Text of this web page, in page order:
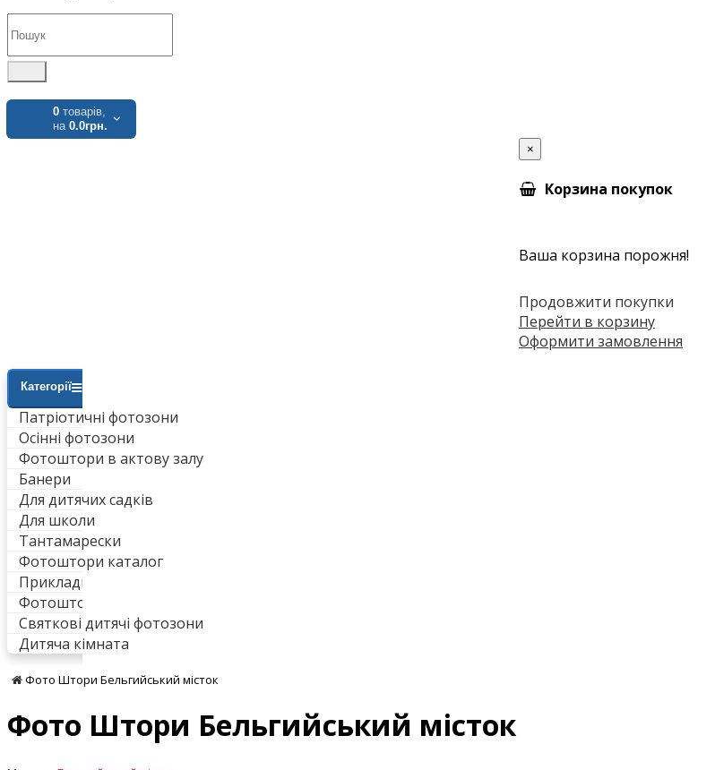
0 товарів,
на 0.0грн.
×
Корзина покупок
Ваша корзина порожня!
Продовжити покупки
Перейти в корзину
Оформити замовлення
Категорії
Патріотичні фотозони
Осінні фотозони
Фотоштори в актову залу
Банери
Для дитячих садків
Для школи
Тантамарески
Фотоштори каталог
Приклади робіт
Фотоштори для ванни
Святкові дитячі фотозони
Дитяча кімната
Фото Штори Бельгийський місток
Фото Штори Бельгийський місток